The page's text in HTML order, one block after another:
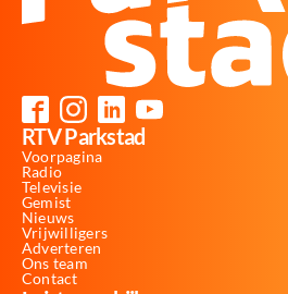
RTV Parkstad
Voorpagina
Radio
Televisie
Gemist
Nieuws
Vrijwilligers
Adverteren
Ons team
Contact